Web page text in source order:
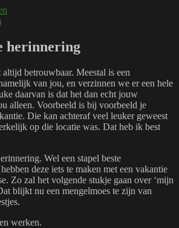
herinnering
betrouwbaar. Meestal is een
van jou, en verzinnen we er een hele
daarvan is dat het dan echt jouw
alleen. Voorbeeld is bij voorbeeld je
Die kan achteraf veel leuker geweest
op die locatie was. Dat heb ik best
Wel een stapel beste
deze iets te maken met een vakantie
Zo zal het volgende stukje gaan over ‘mijn
blijkt nu een mengelmoes te zijn van
werken.